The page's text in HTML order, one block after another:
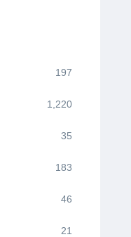
197
1,220
35
183
46
21